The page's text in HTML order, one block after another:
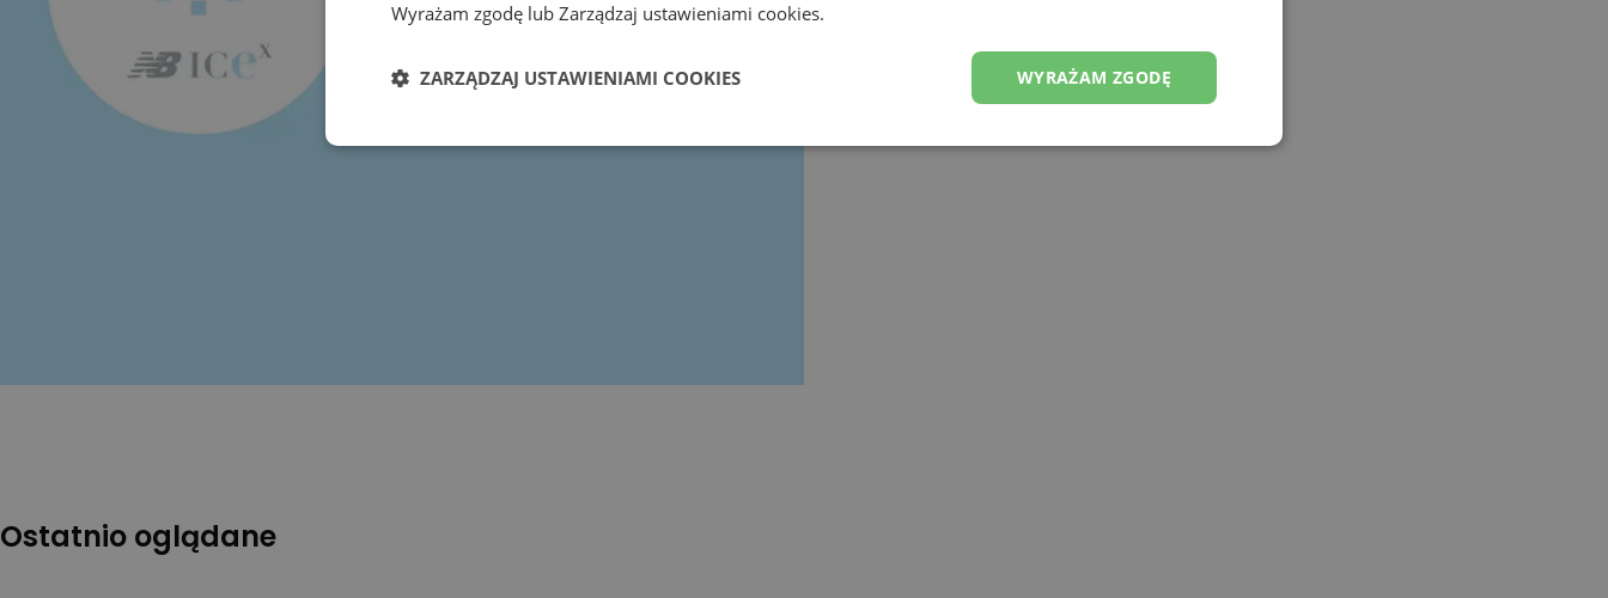
Ostatnio oglądane
Wyrażam zgodę lub Zarządzaj ustawieniami cookies.
WYRAŻAM ZGODĘ
ZARZĄDZAJ USTAWIENIAMI COOKIES